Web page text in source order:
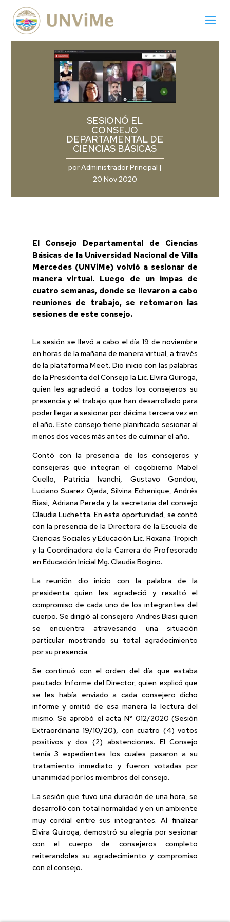
SESIONÓ EL
CONSEJO
DEPARTAMENTAL DE
CIENCIAS BÁSICAS
porAdministrador Principal |
20 Nov 2020
El Consejo Departamental de Ciencias
Básicas de la Universidad Nacional de Villa
Mercedes (UNViMe) volvió a sesionar de
manera virtual. Luego de un impas de
cuatro semanas, donde se llevaron a cabo
reuniones de trabajo, se retomaron las
sesiones de este consejo.
La sesión se llevó a cabo el día 19 de noviembre
en horas de la mañana de manera virtual, a través
de la plataforma Meet. Dio inicio con las palabras
de la Presidenta del Consejo la Lic. Elvira Quiroga,
quien les agradeció a todos los consejeros su
presencia y el trabajo que han desarrollado para
poder llegar a sesionar por décima tercera vez en
el año. Este consejo tiene planificado sesionar al
menos dos veces más antes de culminar el año.
Contó con la presencia de los consejeros y
consejeras que integran el cogobierno Mabel
Cuello, Patricia Ivanchi, Gustavo Gondou,
Luciano Suarez Ojeda, Silvina Echenique, Andrés
Biasi, Adriana Pereda y la secretaria del consejo
Claudia Luchetta. En esta oportunidad, se contó
con la presencia de la Directora de la Escuela de
Ciencias Sociales y Educación Lic. Roxana Tropich
y la Coordinadora de la Carrera de Profesorado
en Educación Inicial Mg. Claudia Bogino.
La reunión dio inicio con la palabra de la
presidenta quien les agradeció y resaltó el
compromiso de cada uno de los integrantes del
cuerpo. Se dirigió al consejero Andres Biasi quien
se encuentra atravesando una situación
particular mostrando su total agradecimiento
por su presencia.
Se continuó con el orden del día que estaba
pautado: Informe del Director, quien explicó que
se les había enviado a cada consejero dicho
informe y omitió de esa manera la lectura del
mismo. Se aprobó el acta N° 012/2020 (Sesión
Extraordinaria 19/10/20), con cuatro (4) votos
positivos y dos (2) abstenciones. El Consejo
tenía 3 expedientes los cuales pasaron a su
tratamiento inmediato y fueron votadas por
unanimidad por los miembros del consejo.
La sesión que tuvo una duración de una hora, se
desarrolló con total normalidad y en un ambiente
muy cordial entre sus integrantes. Al finalizar
Elvira Quiroga, demostró su alegría por sesionar
con el cuerpo de consejeros completo
reiterandoles su agradecimiento y compromiso
con el consejo.